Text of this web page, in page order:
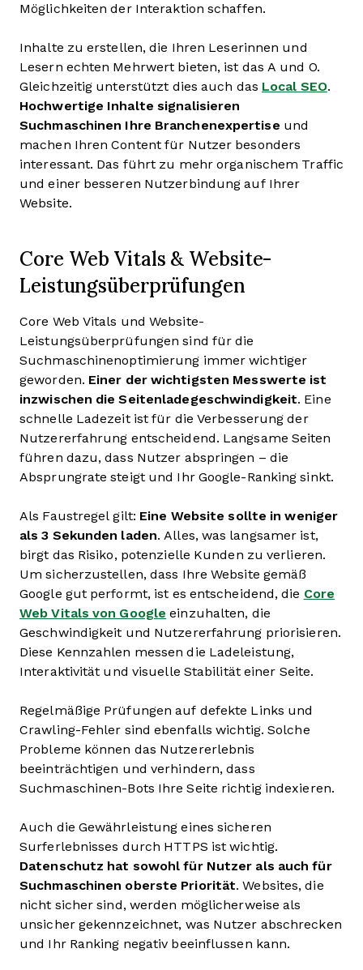
Möglichkeiten der Interaktion schaffen.
Inhalte zu erstellen, die Ihren Leserinnen und
Lesern echten Mehrwert bieten, ist das A und O.
Gleichzeitig unterstützt dies auch das Local SEO.
Hochwertige Inhalte signalisieren
Suchmaschinen Ihre Branchenexpertise und
machen Ihren Content für Nutzer besonders
interessant. Das führt zu mehr organischem Traffic
und einer besseren Nutzerbindung auf Ihrer
Website.
Core Web Vitals & Website-
Leistungsüberprüfungen
Core Web Vitals und Website-
Leistungsüberprüfungen sind für die
Suchmaschinenoptimierung immer wichtiger
geworden. Einer der wichtigsten Messwerte ist
inzwischen die Seitenladegeschwindigkeit. Eine
schnelle Ladezeit ist für die Verbesserung der
Nutzererfahrung entscheidend. Langsame Seiten
führen dazu, dass Nutzer abspringen – die
Absprungrate steigt und Ihr Google-Ranking sinkt.
Als Faustregel gilt: Eine Website sollte in weniger
als 3 Sekunden laden. Alles, was langsamer ist,
birgt das Risiko, potenzielle Kunden zu verlieren.
Um sicherzustellen, dass Ihre Website gemäß
Google gut performt, ist es entscheidend, die Core
Web Vitals von Google einzuhalten, die
Geschwindigkeit und Nutzererfahrung priorisieren.
Diese Kennzahlen messen die Ladeleistung,
Interaktivität und visuelle Stabilität einer Seite.
Regelmäßige Prüfungen auf defekte Links und
Crawling-Fehler sind ebenfalls wichtig. Solche
Probleme können das Nutzererlebnis
beeinträchtigen und verhindern, dass
Suchmaschinen-Bots Ihre Seite richtig indexieren.
Auch die Gewährleistung eines sicheren
Surferlebnisses durch HTTPS ist wichtig.
Datenschutz hat sowohl für Nutzer als auch für
Suchmaschinen oberste Priorität. Websites, die
nicht sicher sind, werden möglicherweise als
unsicher gekennzeichnet, was Nutzer abschrecken
und Ihr Ranking negativ beeinflussen kann.